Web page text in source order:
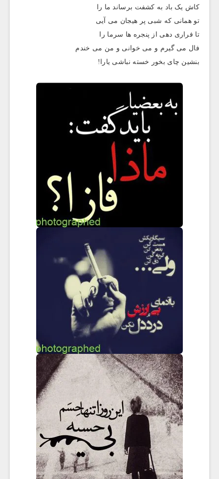
کاش یک باد به کشفت برساند ما را
تو همانی که شبی پر هیجان می آیی
تا فراری دهی از پنجره ها سرما را
فال می گیرم و می خوانی و من می خندم
بنشین چای بخور خسته نباشی یارا!